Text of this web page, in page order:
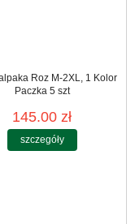
Roz M-2XL, 1 Kolor
Paczka 5 szt
145.00 zł
szczegóły